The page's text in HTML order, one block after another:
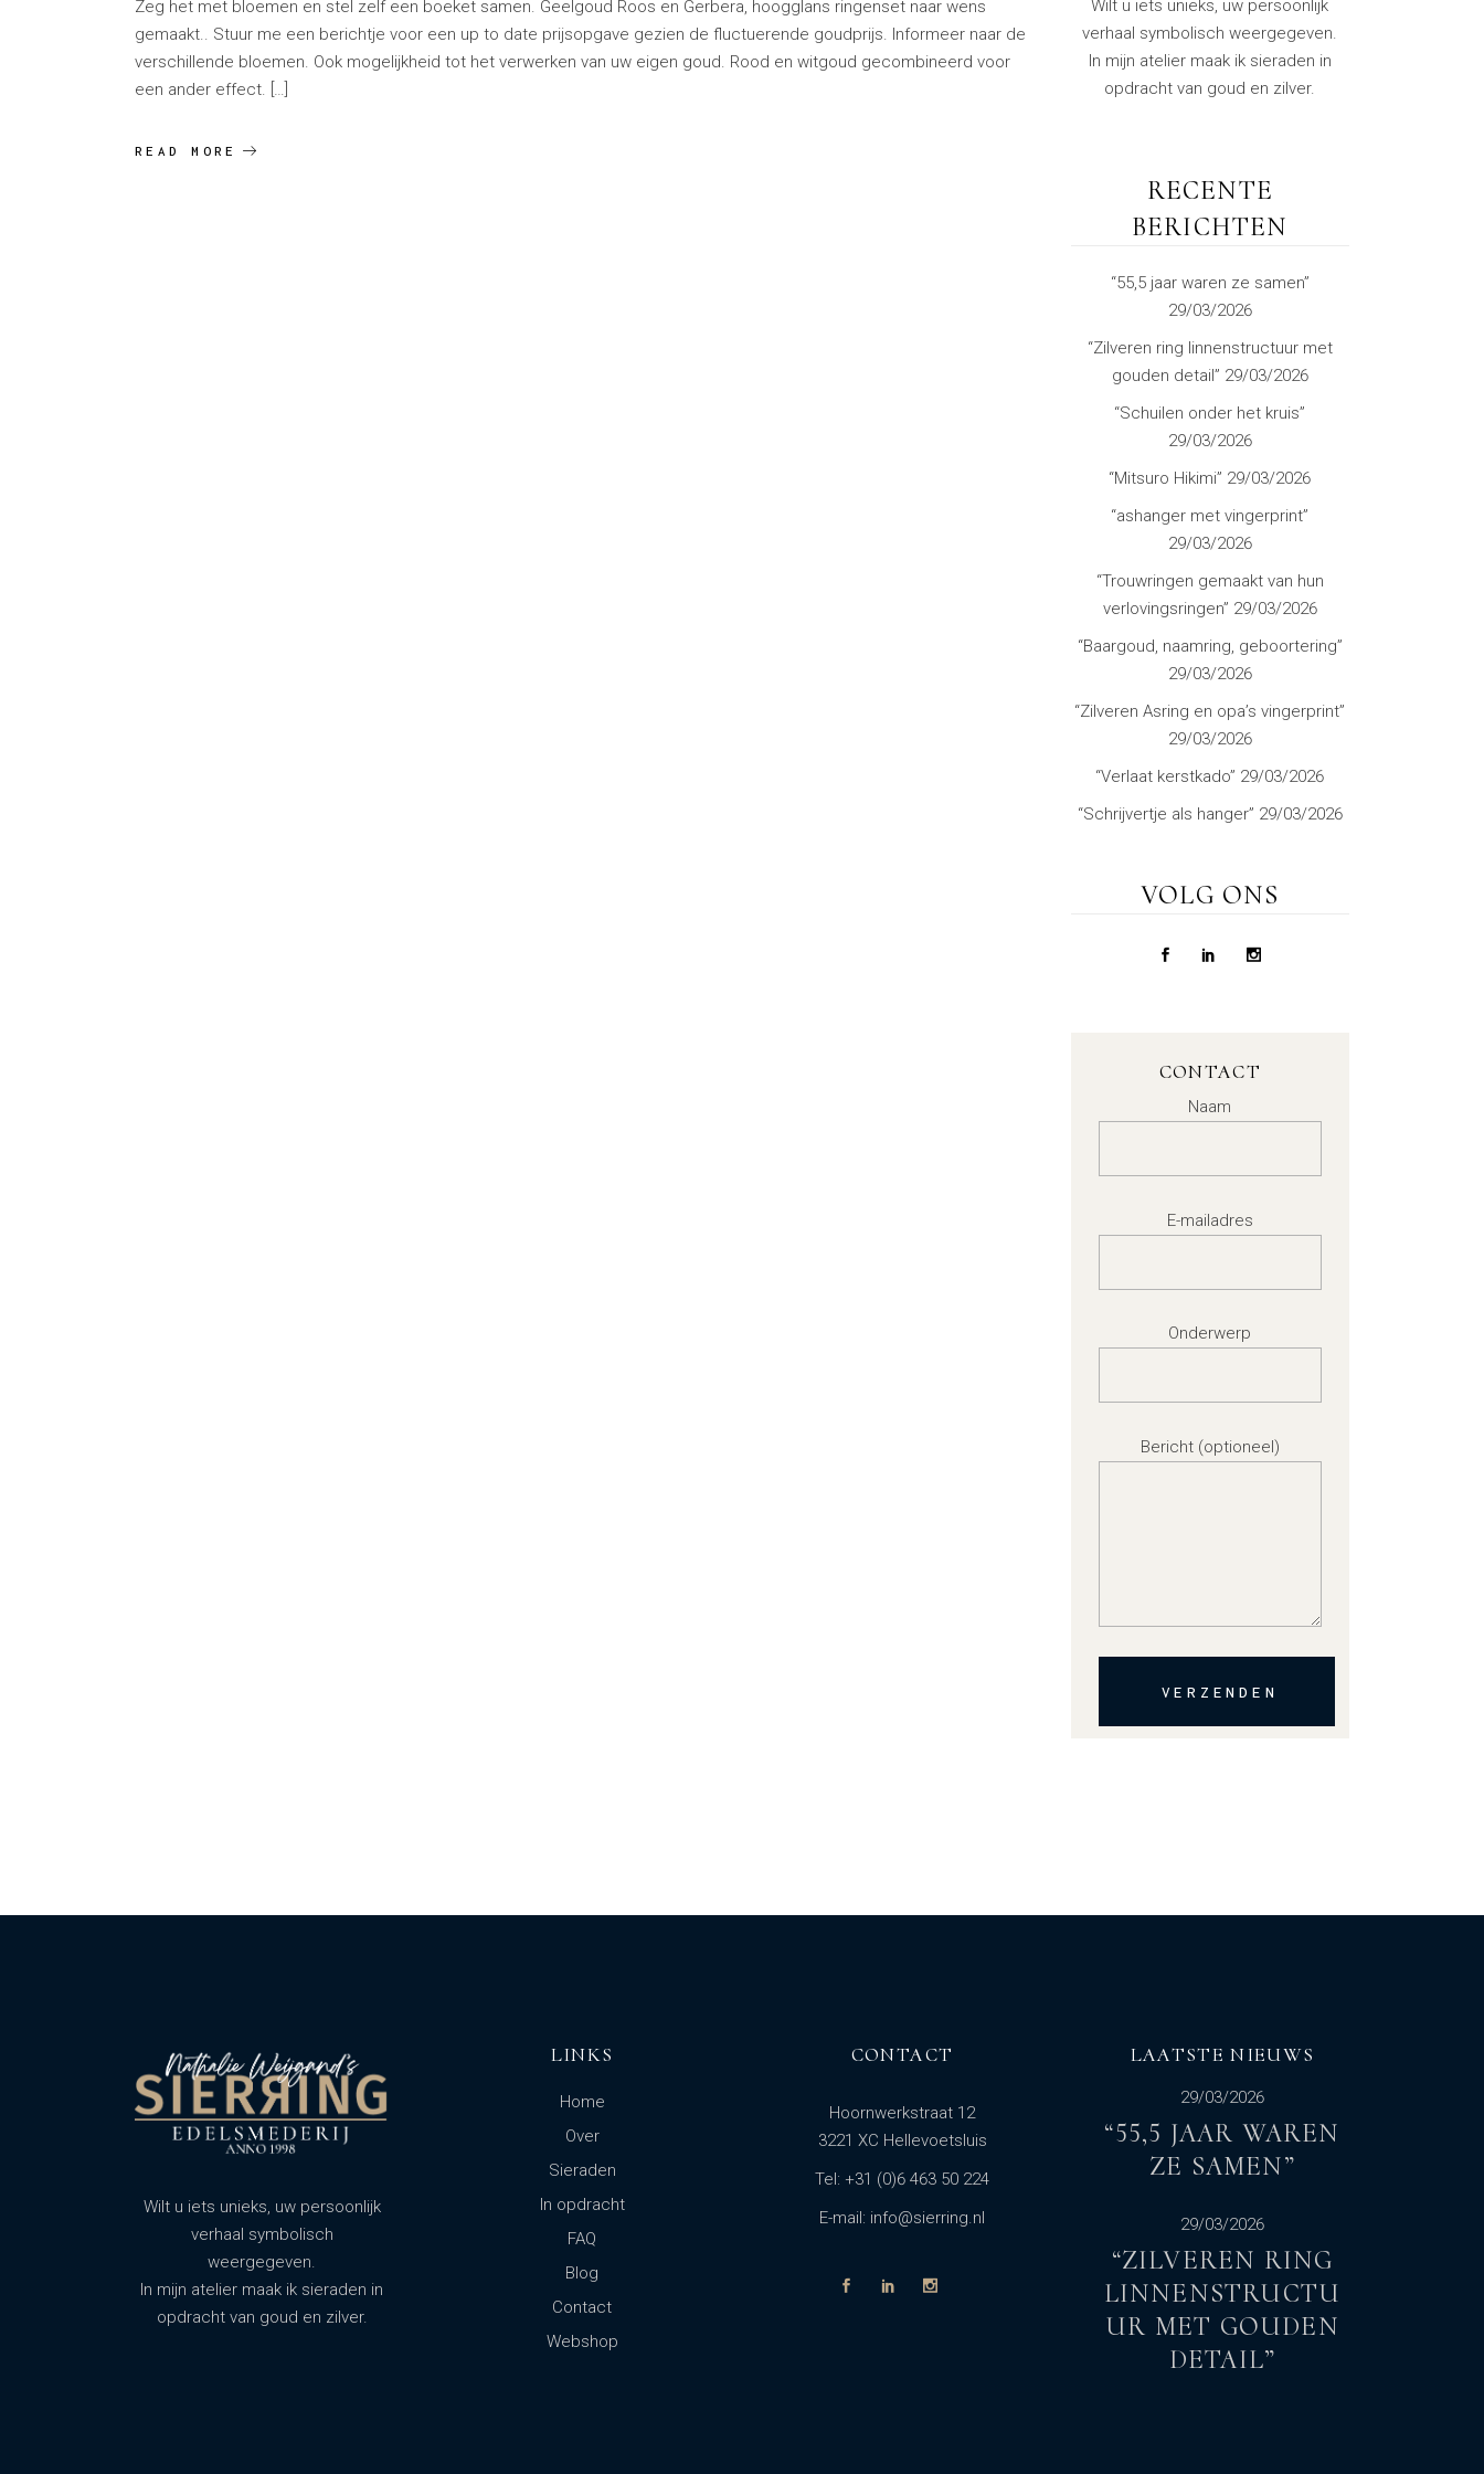
Zeg het met bloemen en stel zelf een boeket samen. Geelgoud Roos en Gerbera, hoogglans ringenset naar wens
gemaakt.. Stuur me een berichtje voor een up to date prijsopgave gezien de fluctuerende goudprijs. Informeer naar de
verschillende bloemen. Ook mogelijkheid tot het verwerken van uw eigen goud. Rood en witgoud gecombineerd voor
een ander effect. […]
READ MORE
Wilt u iets unieks, uw persoonlijk
verhaal symbolisch weergegeven.
In mijn atelier maak ik sieraden in
opdracht van goud en zilver.
RECENTE
BERICHTEN
“55,5 jaar waren ze samen”
29/03/2026
“Zilveren ring linnenstructuur met
gouden detail” 29/03/2026
“Schuilen onder het kruis”
29/03/2026
“Mitsuro Hikimi” 29/03/2026
“ashanger met vingerprint”
29/03/2026
“Trouwringen gemaakt van hun
verlovingsringen” 29/03/2026
“Baargoud, naamring, geboortering”
29/03/2026
“Zilveren Asring en opa’s vingerprint”
29/03/2026
“Verlaat kerstkado” 29/03/2026
“Schrijvertje als hanger” 29/03/2026
VOLG ONS
CONTACT
Naam
E-mailadres
Onderwerp
Bericht (optioneel)
VERZENDEN
Wilt u iets unieks, uw persoonlijk
verhaal symbolisch
weergegeven.
In mijn atelier maak ik sieraden in
opdracht van goud en zilver.
LINKS
Home
Over
Sieraden
In opdracht
FAQ
Blog
Contact
Webshop
CONTACT
Hoornwerkstraat 12
3221 XC Hellevoetsluis
Tel: +31 (0)6 463 50 224
E-mail: info@sierring.nl
LAATSTE NIEUWS
29/03/2026
“55,5 JAAR WAREN
ZE SAMEN”
29/03/2026
“ZILVEREN RING
LINNENSTRUCTU
UR MET GOUDEN
DETAIL”